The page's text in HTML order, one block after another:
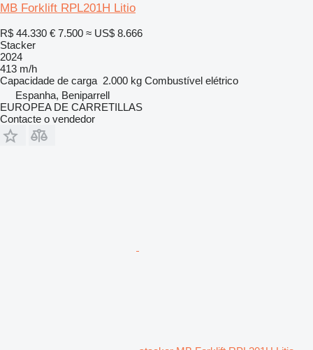
MB Forklift RPL201H Litio
R$ 44.330 € 7.500 ≈ US$ 8.666
Stacker
2024
413 m/h
Capacidade de carga 2.000 kg Combustível elétrico
Espanha, Beniparrell
EUROPEA DE CARRETILLAS
Contacte o vendedor